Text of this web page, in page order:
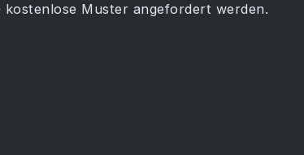
Muster angefordert werden.